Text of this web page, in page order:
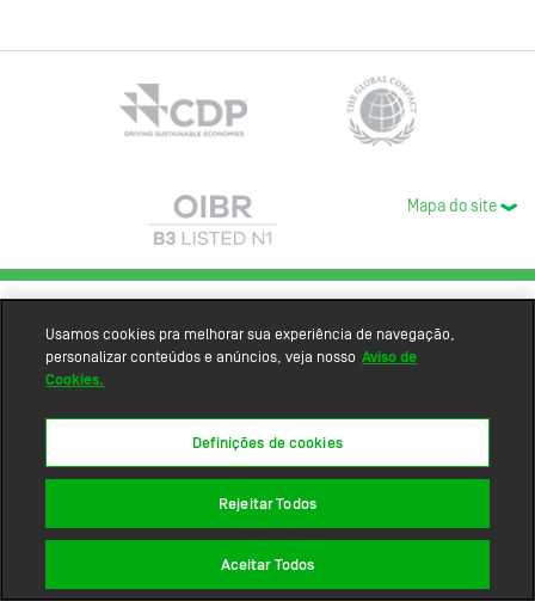
Mapa do site
Usamos cookies pra melhorar sua experiência de navegação,
personalizar conteúdos e anúncios, veja nosso Aviso de
Cookies.
Definições de cookies
Rejeitar Todos
Aceitar Todos